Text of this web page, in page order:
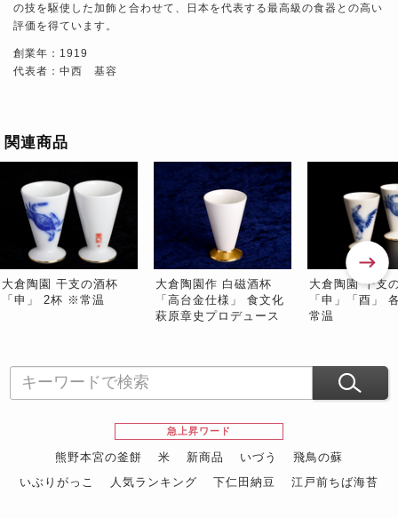
の技を駆使した加飾と合わせて、日本を代表する最高級の食器との高い
評価を得ています。
創業年：1919
代表者：中西 基容
関連商品
大倉陶園 干支の酒杯
「申」 2杯 ※常温
大倉陶園作 白磁酒杯
「高台金仕様」 食文化
萩原章史プロデュース
大倉陶園 干支
「申」「酉」
常温
急上昇ワード
熊野本宮の釜餅 米 新商品 いづう
飛鳥の蘇
いぶりがっこ
人気ランキング 下仁田納豆
江戸前ちば海苔